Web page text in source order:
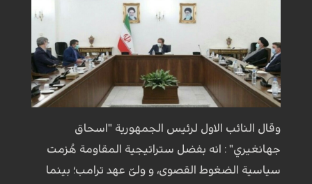
وقال النائب الاول لرئيس الجمهورية "اسحاق
جهانغيري" : انه بفضل ستراتيجية المقاومة هُزمت
سياسية الضغوط القصوى، و ولىّ عهد ترامب؛ بينما